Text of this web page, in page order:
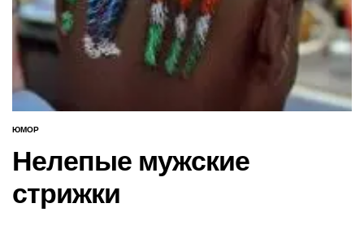
ОПУБЛИКОВАНО
ЮМОР
Нелепые мужские
стрижки